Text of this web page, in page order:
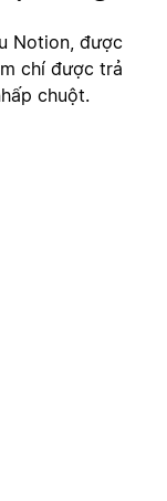
Notion, được
chí được trả
chuột.